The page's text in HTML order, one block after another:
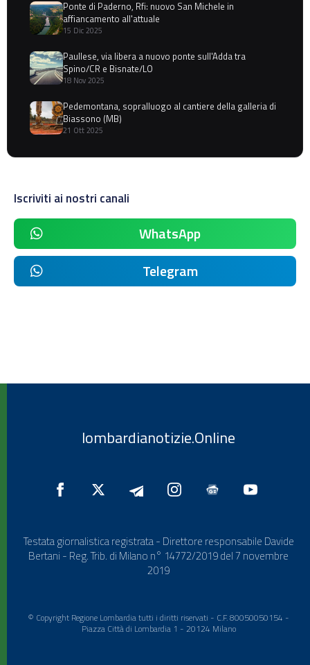
Ponte di Paderno, Rfi: nuovo San Michele in
affiancamento all'attuale
15 Dic 2025
Paullese, via libera a nuovo ponte sull'Adda tra
Spino/CR e Bisnate/LO
18 Nov 2025
Pedemontana, sopralluogo al cantiere della galleria di
Biassono (MB)
21 Ott 2025
Iscriviti ai nostri canali
WhatsApp
Telegram
lombardianotizie.Online
Testata giornalistica registrata - Direttore responsabile Davide
Bertani - Reg. Trib. di Milano n° 14772/2019 del 7 novembre
2019
© Copyright Regione Lombardia tutti i diritti riservati - C.F. 80050050154 -
Piazza Città di Lombardia 1 - 20124 Milano